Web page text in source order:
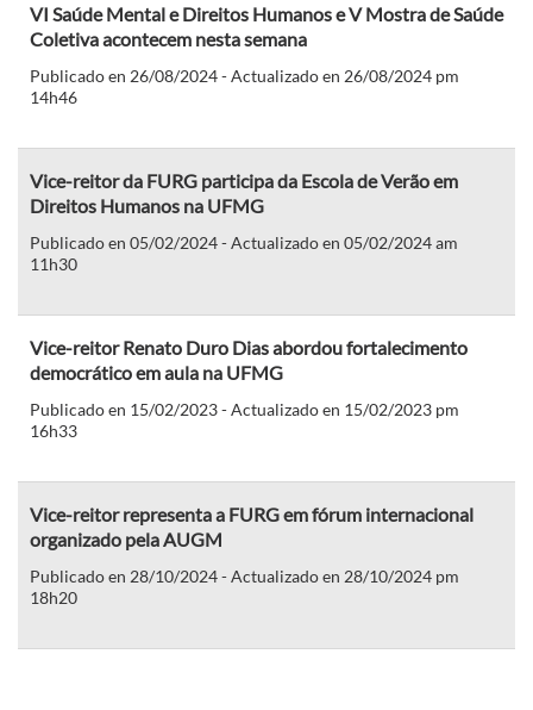
VI Saúde Mental e Direitos Humanos e V Mostra de Saúde
Coletiva acontecem nesta semana
Publicado en 26/08/2024 - Actualizado en 26/08/2024 pm
14h46
Vice-reitor da FURG participa da Escola de Verão em
Direitos Humanos na UFMG
Publicado en 05/02/2024 - Actualizado en 05/02/2024 am
11h30
Vice-reitor Renato Duro Dias abordou fortalecimento
democrático em aula na UFMG
Publicado en 15/02/2023 - Actualizado en 15/02/2023 pm
16h33
Vice-reitor representa a FURG em fórum internacional
organizado pela AUGM
Publicado en 28/10/2024 - Actualizado en 28/10/2024 pm
18h20